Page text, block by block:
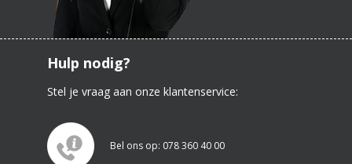
Hulp nodig?
Stel je vraag aan onze klantenservice:
Bel ons op: 078 360 40 00